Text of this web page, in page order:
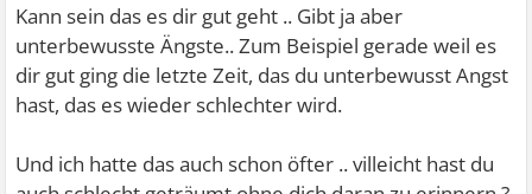
Kann sein das es dir gut geht .. Gibt ja aber
unterbewusste Ängste.. Zum Beispiel gerade weil es
dir gut ging die letzte Zeit, das du unterbewusst Angst
hast, das es wieder schlechter wird.
Und ich hatte das auch schon öfter .. villeicht hast du